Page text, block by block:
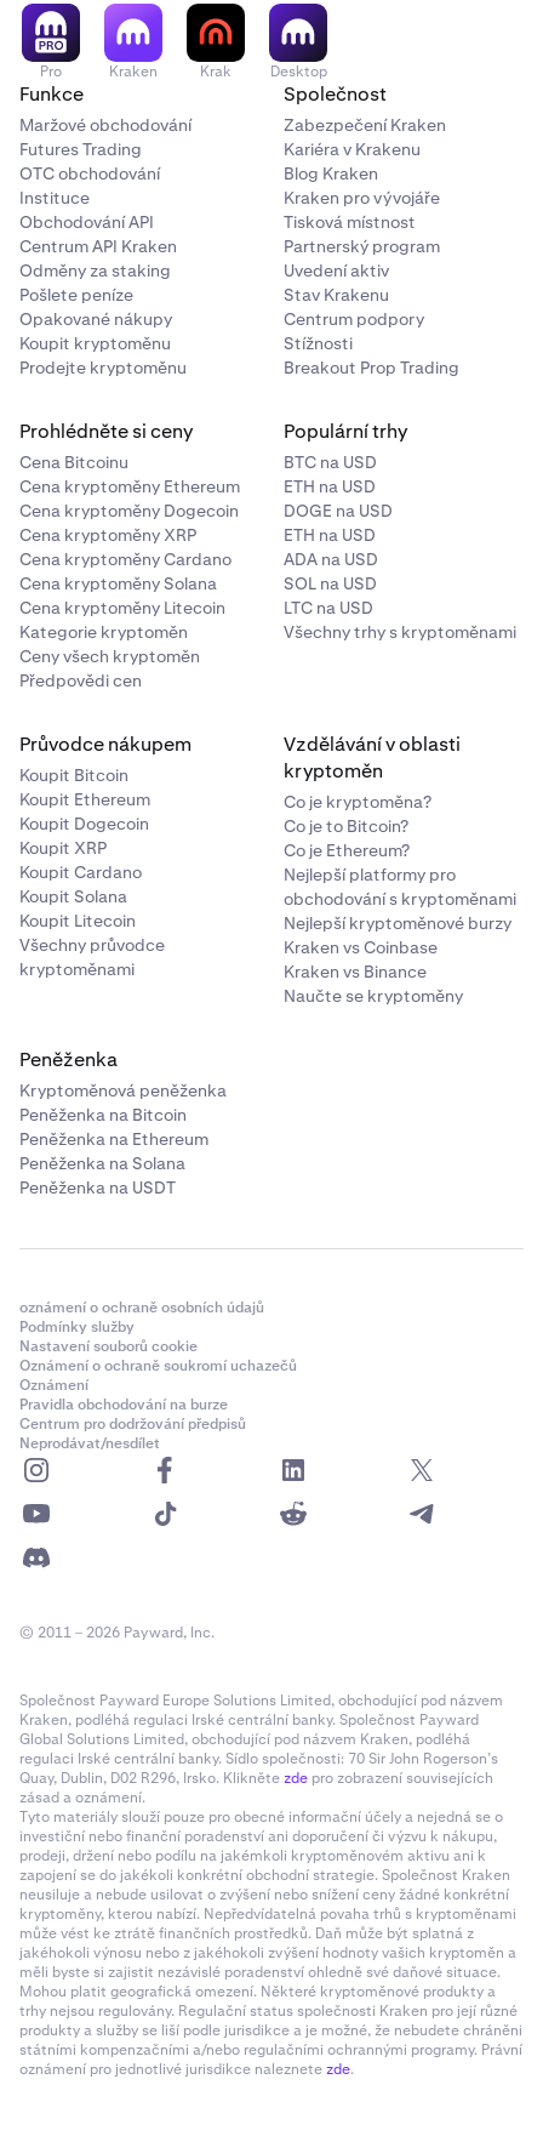
Pro Kraken Krak Desktop
Funkce
Maržové obchodování
Futures Trading
OTC obchodování
Instituce
Obchodování API
Centrum API Kraken
Odměny za staking
Pošlete peníze
Opakované nákupy
Koupit kryptoměnu
Prodejte kryptoměnu
Společnost
Zabezpečení Kraken
Kariéra v Krakenu
Blog Kraken
Kraken pro vývojáře
Tisková místnost
Partnerský program
Uvedení aktiv
Stav Krakenu
Centrum podpory
Stížnosti
Breakout Prop Trading
Prohlédněte si ceny
Cena Bitcoinu
Cena kryptoměny Ethereum
Cena kryptoměny Dogecoin
Cena kryptoměny XRP
Cena kryptoměny Cardano
Cena kryptoměny Solana
Cena kryptoměny Litecoin
Kategorie kryptoměn
Ceny všech kryptoměn
Předpovědi cen
Populární trhy
BTC na USD
ETH na USD
DOGE na USD
ETH na USD
ADA na USD
SOL na USD
LTC na USD
Všechny trhy s kryptoměnami
Průvodce nákupem
Koupit Bitcoin
Koupit Ethereum
Koupit Dogecoin
Koupit XRP
Koupit Cardano
Koupit Solana
Koupit Litecoin
Všechny průvodce
kryptoměnami
Vzdělávání v oblasti
kryptoměn
Co je kryptoměna?
Co je to Bitcoin?
Co je Ethereum?
Nejlepší platformy pro
obchodování s kryptoměnami
Nejlepší kryptoměnové burzy
Kraken vs Coinbase
Kraken vs Binance
Naučte se kryptoměny
Peněženka
Kryptoměnová peněženka
Peněženka na Bitcoin
Peněženka na Ethereum
Peněženka na Solana
Peněženka na USDT
oznámení o ochraně osobních údajů
Podmínky služby
Nastavení souborů cookie
Oznámení o ochraně soukromí uchazečů
Oznámení
Pravidla obchodování na burze
Centrum pro dodržování předpisů
Neprodávat/nesdílet
© 2011 – 2026 Payward, Inc.
Společnost Payward Europe Solutions Limited, obchodující pod názvem
Kraken, podléhá regulaci Irské centrální banky. Společnost Payward
Global Solutions Limited, obchodující pod názvem Kraken, podléhá
regulaci Irské centrální banky. Sídlo společnosti: 70 Sir John Rogerson’s
Quay, Dublin, D02 R296, Irsko. Kliknětezde pro zobrazení souvisejících
zásad a oznámení.
Tyto materiály slouží pouze pro obecné informační účely a nejedná se o
investiční nebo finanční poradenství ani doporučení či výzvu k nákupu,
prodeji, držení nebo podílu na jakémkoli kryptoměnovém aktivu ani k
zapojení se do jakékoli konkrétní obchodní strategie. Společnost Kraken
neusiluje a nebude usilovat o zvýšení nebo snížení ceny žádné konkrétní
kryptoměny, kterou nabízí. Nepředvídatelná povaha trhů s kryptoměnami
může vést ke ztrátě finančních prostředků. Daň může být splatná z
jakéhokoli výnosu nebo z jakéhokoli zvýšení hodnoty vašich kryptoměn a
měli byste si zajistit nezávislé poradenství ohledně své daňové situace.
Mohou platit geografická omezení. Některé kryptoměnové produkty a
trhy nejsou regulovány. Regulační status společnosti Kraken pro její různé
produkty a služby se liší podle jurisdikce a je možné, že nebudete chráněni
státními kompenzačními a/nebo regulačními ochrannými programy. Právní
oznámení pro jednotlivé jurisdikce naleznetezde.